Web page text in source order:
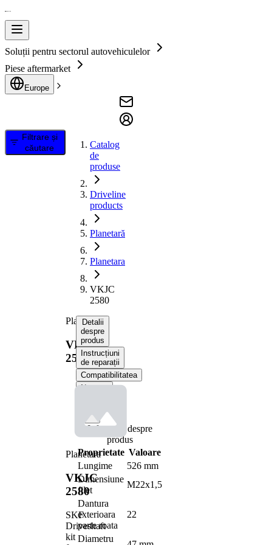
Soluții pentru sectorul autovehiculelor
Piese aftermarket
Europe
Filtrare și
căutare
Catalog
de
produse
Driveline
products
Planetară
Planetara
VKJC
2580
Planetara
VKJC
2580
Planetara
VKJC
2580
SKF
Driveshaft
kit
Detalii
despre
produs
Instrucțiuni
de reparații
Compatibilitatea
Numere
Informații despre
produs
Proprietate Valoare
Lungime
526 mm
Dimensiune
filet
M22x1,5
Dantura
exterioara
parte roata
22
Diametru